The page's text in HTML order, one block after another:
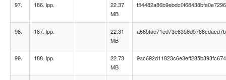
97. 186. lpp.
22.37
MB
98. 187. lpp.
22.31
MB
99. 188. lpp.
22.73
MB